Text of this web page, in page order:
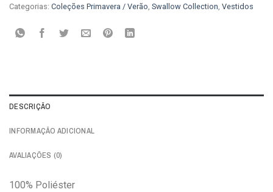
Categorias: Coleções Primavera / Verão, Swallow Collection, Vestidos
DESCRIÇÃO
INFORMAÇÃO ADICIONAL
AVALIAÇÕES (0)
100% Poliéster